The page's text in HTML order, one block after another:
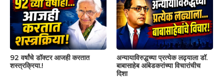
92 वर्षांचे डॉक्टर आजही करतात
शस्त्रक्रिया.!
अन्यायाविरुद्धच्या प्रत्येक लढ्याला डॉ.
बाबासाहेब आंबेडकरांच्या विचारांचीच
दिशा